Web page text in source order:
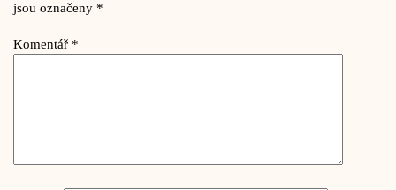
jsou označeny *
Komentář *